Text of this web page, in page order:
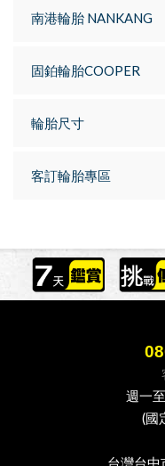
南港輪胎 NANKANG
固鉑輪胎COOPER
輪胎尺寸
客訂輪胎專區
週一
(國
台灣台